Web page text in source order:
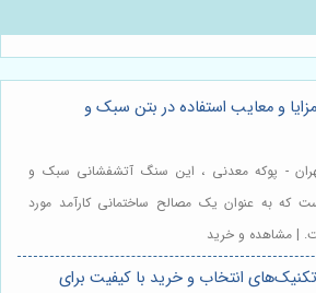
و معایب استفاده در بتن سبک و
- پوکه معدنی ، این سنگ آتشفشانی سبک و
که به عنوان یک مصالح ساختمانی کارآمد مورد
| مشاهده و خرید
انتخاب و خرید با کیفیت برای